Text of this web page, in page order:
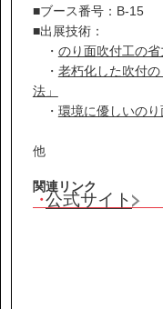
企業情報
IR情報
ニュース
■ブース番号：B-15
■出展技術：
・ のり面吹付工の省
・ 老朽化した吹付
法」
・ 環境に優しいのり
他
関連リンク
公式サイト